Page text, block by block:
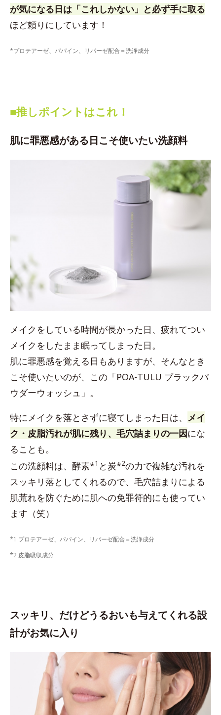
が気になる日は「これしかない」と必ず手に取る
ほど頼りにしています！
*プロテアーゼ、パパイン、リパーゼ配合＝洗浄成分
■推しポイントはこれ！
肌に罪悪感がある日こそ使いたい洗顔料
メイクをしている時間が長かった日、疲れてつい
メイクをしたまま眠ってしまった日。
肌に罪悪感を覚える日もありますが、そんなとき
こそ使いたいのが、この「POA-TULU ブラックパ
ウダーウォッシュ」。
特にメイクを落とさずに寝てしまった日は、 メイ
ク・皮脂汚れが肌に残り、毛穴詰まりの一因にな
ることも。
この洗顔料は、酵素*1 と炭*2の力で複雑な汚れを
スッキリ落としてくれるので、毛穴詰まりによる
肌荒れを防ぐために肌への免罪符的にも使ってい
ます（笑）
*1 プロテアーゼ、パパイン、リパーゼ配合＝洗浄成分
*2 皮脂吸収成分
スッキリ、だけどうるおいも与えてくれる設
計がお気に入り